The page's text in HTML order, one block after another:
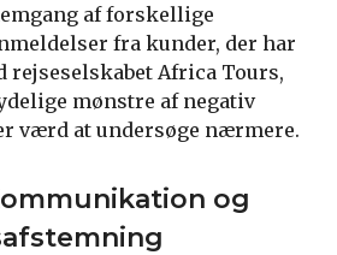
af forskellige
fra kunder, der har
rejseselskabet Africa Tours,
mønstre af negativ
værd at undersøge nærmere.
og